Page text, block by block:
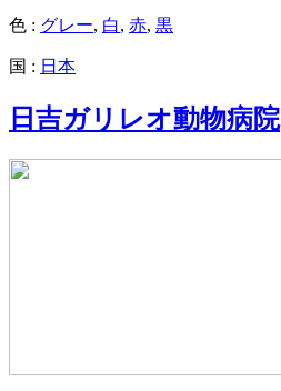
色 : グレー, 白, 赤, 黒
国 : 日本
日吉ガリレオ動物病院